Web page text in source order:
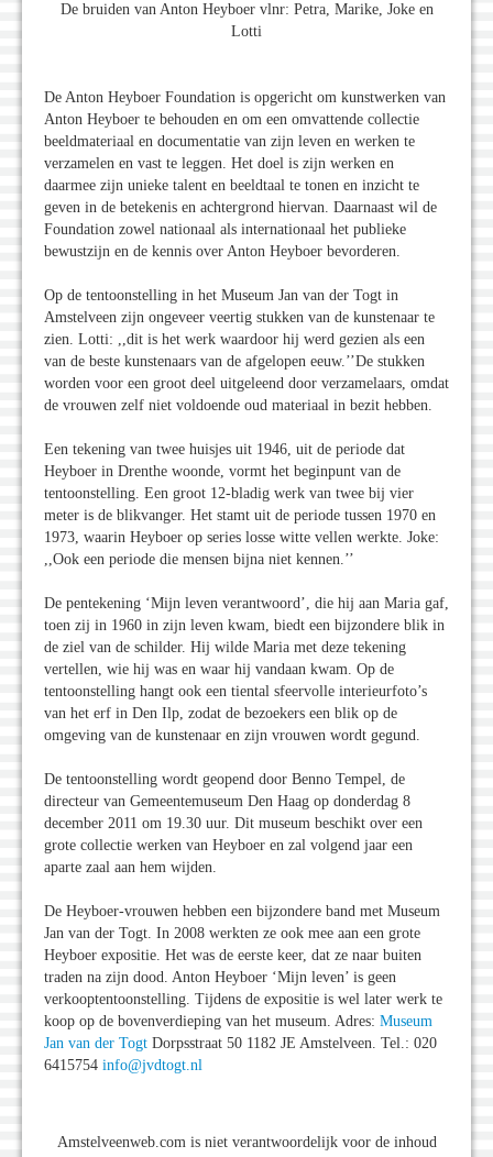
De bruiden van Anton Heyboer vlnr: Petra, Marike, Joke en
Lotti
De Anton Heyboer Foundation is opgericht om kunstwerken van
Anton Heyboer te behouden en om een omvattende collectie
beeldmateriaal en documentatie van zijn leven en werken te
verzamelen en vast te leggen. Het doel is zijn werken en
daarmee zijn unieke talent en beeldtaal te tonen en inzicht te
geven in de betekenis en achtergrond hiervan. Daarnaast wil de
Foundation zowel nationaal als internationaal het publieke
bewustzijn en de kennis over Anton Heyboer bevorderen.
Op de tentoonstelling in het Museum Jan van der Togt in
Amstelveen zijn ongeveer veertig stukken van de kunstenaar te
zien. Lotti: ,,dit is het werk waardoor hij werd gezien als een
van de beste kunstenaars van de afgelopen eeuw.’’De stukken
worden voor een groot deel uitgeleend door verzamelaars, omdat
de vrouwen zelf niet voldoende oud materiaal in bezit hebben.
Een tekening van twee huisjes uit 1946, uit de periode dat
Heyboer in Drenthe woonde, vormt het beginpunt van de
tentoonstelling. Een groot 12-bladig werk van twee bij vier
meter is de blikvanger. Het stamt uit de periode tussen 1970 en
1973, waarin Heyboer op series losse witte vellen werkte. Joke:
,,Ook een periode die mensen bijna niet kennen.’’
De pentekening ‘Mijn leven verantwoord’, die hij aan Maria gaf,
toen zij in 1960 in zijn leven kwam, biedt een bijzondere blik in
de ziel van de schilder. Hij wilde Maria met deze tekening
vertellen, wie hij was en waar hij vandaan kwam. Op de
tentoonstelling hangt ook een tiental sfeervolle interieurfoto’s
van het erf in Den Ilp, zodat de bezoekers een blik op de
omgeving van de kunstenaar en zijn vrouwen wordt gegund.
De tentoonstelling wordt geopend door Benno Tempel, de
directeur van Gemeentemuseum Den Haag op donderdag 8
december 2011 om 19.30 uur. Dit museum beschikt over een
grote collectie werken van Heyboer en zal volgend jaar een
aparte zaal aan hem wijden.
De Heyboer-vrouwen hebben een bijzondere band met Museum
Jan van der Togt. In 2008 werkten ze ook mee aan een grote
Heyboer expositie. Het was de eerste keer, dat ze naar buiten
traden na zijn dood. Anton Heyboer ‘Mijn leven’ is geen
verkooptentoonstelling. Tijdens de expositie is wel later werk te
koop op de bovenverdieping van het museum. Adres: Museum
Jan van der Togt Dorpsstraat 50 1182 JE Amstelveen. Tel.: 020
6415754 info@jvdtogt.nl
Amstelveenweb.com is niet verantwoordelijk voor de inhoud